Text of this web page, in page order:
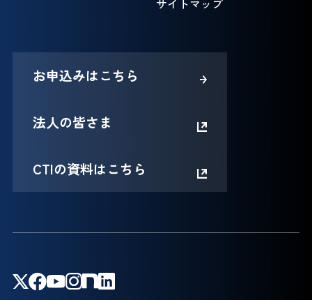
サイトマップ
お申込みはこちら
法人の皆さま
CTIの資料はこちら